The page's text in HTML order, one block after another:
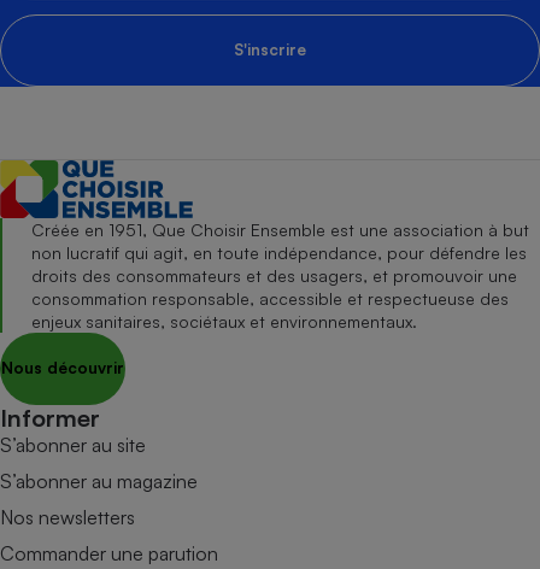
S'inscrire
Créée en 1951, Que Choisir Ensemble est une association à but
non lucratif qui agit, en toute indépendance, pour défendre les
droits des consommateurs et des usagers, et promouvoir une
consommation responsable, accessible et respectueuse des
enjeux sanitaires, sociétaux et environnementaux.
Nous découvrir
Informer
S’abonner au site
S’abonner au magazine
Nos newsletters
Commander une parution